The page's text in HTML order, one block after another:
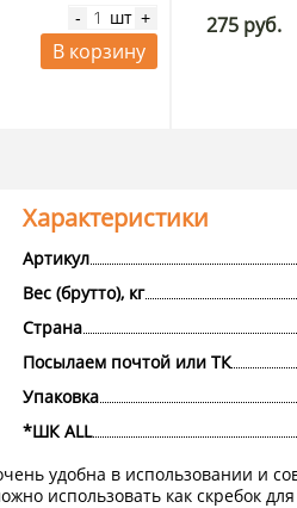
- шт +
В корзину
275 руб.
Характеристики
Артикул
Вес (брутто), кг
Страна
Посылаем почтой или ТК
Упаковка
*ШК ALL
удобна в использовании и
использовать как скребок